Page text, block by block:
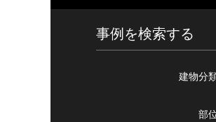
事例を検索する
建物分
部